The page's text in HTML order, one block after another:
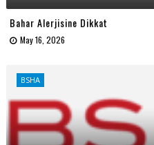
Bahar Alerjisine Dikkat
May 16, 2026
BSHA